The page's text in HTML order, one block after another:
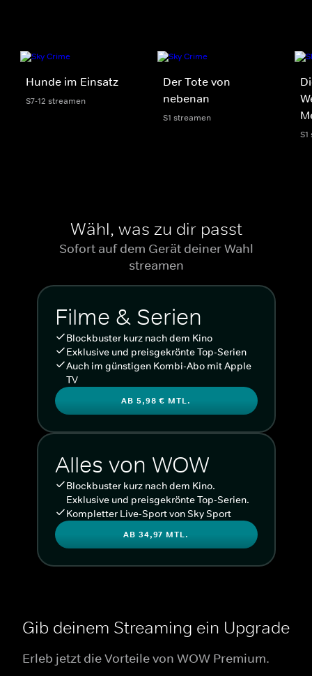
Hunde im Einsatz
S7-12 streamen
Der Tote von
nebenan
S1 streamen
Wähl, was zu dir passt
Sofort auf dem Gerät deiner Wahl
streamen
Filme & Serien
Blockbuster kurz nach dem Kino
Exklusive und preisgekrönte Top-Serien
Auch im günstigen Kombi-Abo mit Apple
TV
AB 5,98 € MTL.
Alles von WOW
Blockbuster kurz nach dem Kino.
Exklusive und preisgekrönte Top-Serien.
Kompletter Live-Sport von Sky Sport
AB 34,97 MTL.
Gib deinem Streaming ein Upgrade
Erleb jetzt die Vorteile von WOW Premium.